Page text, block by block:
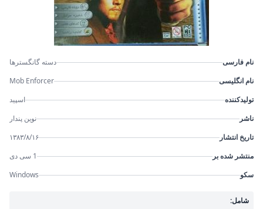
نام فارسی
دسته گانگسترها
نام انگلیسی
Mob Enforcer
تولیدکننده
اسپید
ناشر
نوین پندار
تاریخ انتشار
۱۳۸۳/۸/۱۶
منتشر شده بر
1 سی دی
سکو
Windows
شامل: